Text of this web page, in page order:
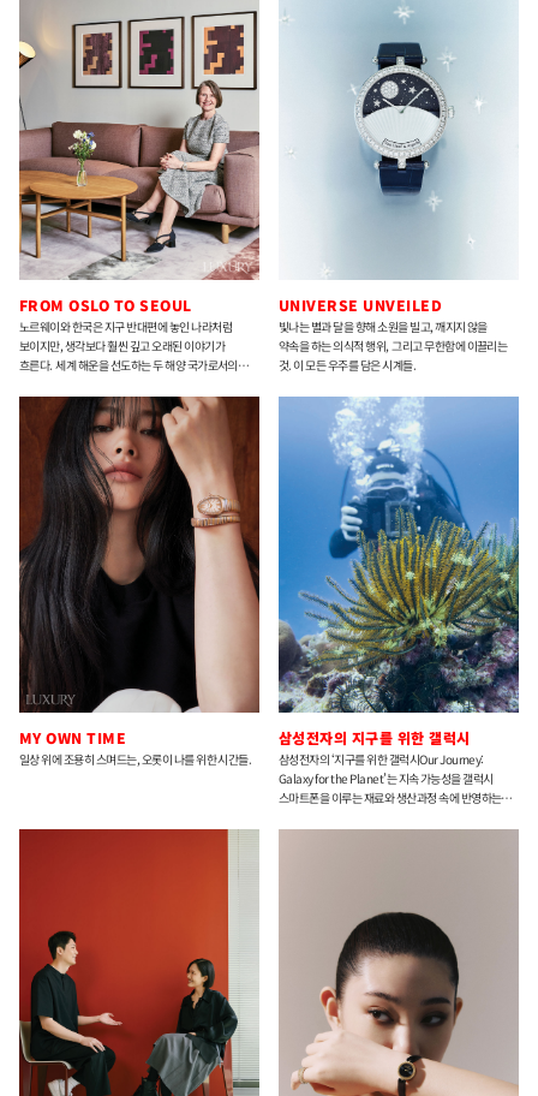
FROM OSLO TO SEOUL
노르웨이와 한국은 지구 반대편에 놓인 나라처럼
보이지만, 생각보다 훨씬 깊고 오래된 이야기가
흐른다. 세계 해운을 선도하는 두 해양 국가로서의
주한 노르웨이 대사 안네 카리 한센 오빈은 이 모든
접점을 외교의 언어로 번역한다.
UNIVERSE UNVEILED
빛나는 별과 달을 향해 소원을 빌고, 깨지지 않을
약속을 하는 의식적 행위, 그리고 무한함에 이끌리는
것. 이 모든 우주를 담은 시계들.
MY OWN TIME
일상 위에 조용히 스며드는, 오롯이 나를 위한 시간들.
삼성전자의 지구를 위한 갤럭시
삼성전자의 ‘지구를 위한 갤럭시Our Journey:
Galaxy for the Planet’는 지속 가능성을 갤럭시
스마트폰을 이루는 재료와 생산과정 속에 반영하는